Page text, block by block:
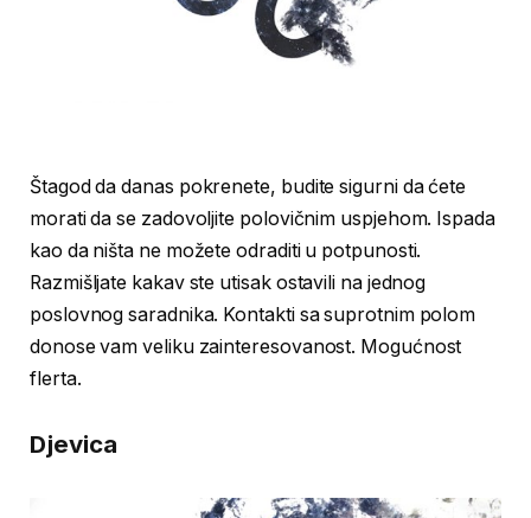
Štagod da danas pokrenete, budite sigurni da ćete
morati da se zadovoljite polovičnim uspjehom. Ispada
kao da ništa ne možete odraditi u potpunosti.
Razmišljate kakav ste utisak ostavili na jednog
poslovnog saradnika. Kontakti sa suprotnim polom
donose vam veliku zainteresovanost. Mogućnost
flerta.
Djevica